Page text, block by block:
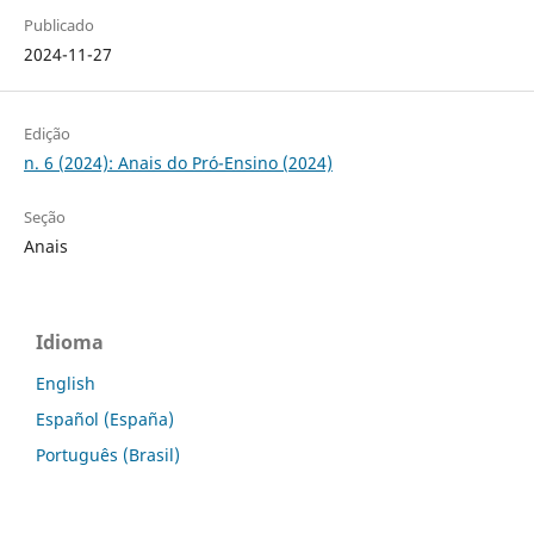
Publicado
2024-11-27
Edição
n. 6 (2024): Anais do Pró-Ensino (2024)
Seção
Anais
Idioma
English
Español (España)
Português (Brasil)